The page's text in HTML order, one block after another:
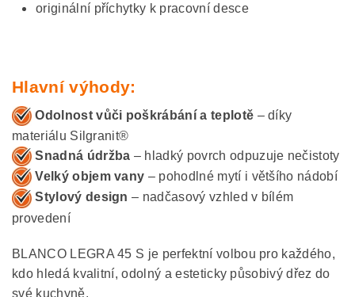
originální příchytky k pracovní desce
Hlavní výhody:
Odolnost vůči poškrábání a teplotě – díky
materiálu Silgranit®
Snadná údržba – hladký povrch odpuzuje nečistoty
Velký objem vany – pohodlné mytí i většího nádobí
Stylový design – nadčasový vzhled v bílém
provedení
BLANCO LEGRA 45 S je perfektní volbou pro každého,
kdo hledá kvalitní, odolný a esteticky působivý dřez do
své kuchyně.